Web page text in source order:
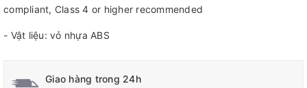
compliant, Class 4 or higher recommended
- Vật liệu: vỏ nhựa ABS
Giao hàng trong 24h